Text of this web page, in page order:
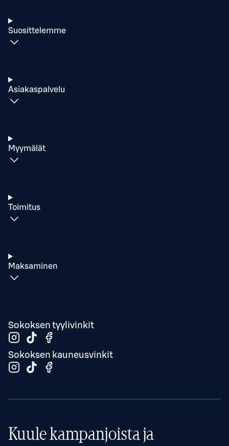
Suosittelemme
Asiakaspalvelu
Myymälät
Toimitus
Maksaminen
Sokoksen tyylivinkit
Sokoksen kauneusvinkit
Kuule kampanjoista ja